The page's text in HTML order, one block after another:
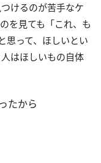
けるのが苦手なケ
を見ても「これ、も
思って、ほしいとい
はほしいもの自体
たから